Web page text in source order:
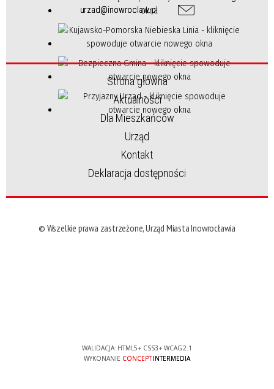
urzad@inowroclaw.pl
Strona główna
Aktualności
Dla Mieszkańców
Urząd
Kontakt
Deklaracja dostępności
© Wszelkie prawa zastrzeżone, Urząd Miasta Inowrocławia
WALIDACJA: HTML5+ CSS3+ WCAG 2.1
WYKONANIE CONCEPTINTERMEDIA